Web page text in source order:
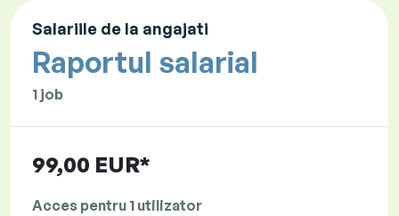
Salariile de la angajati
Raportul salarial
1 job
99,00 EUR*
Acces pentru 1 utilizator